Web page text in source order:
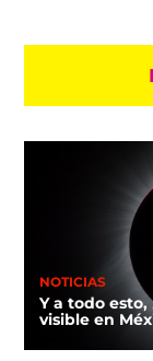
NOTICIAS
Y a todo
visible en